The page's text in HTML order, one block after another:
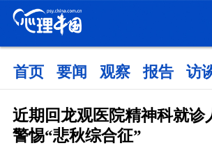
首页 要闻 观察 报告 访
近期回龙观医院精神科就诊
警惕“悲秋综合征”